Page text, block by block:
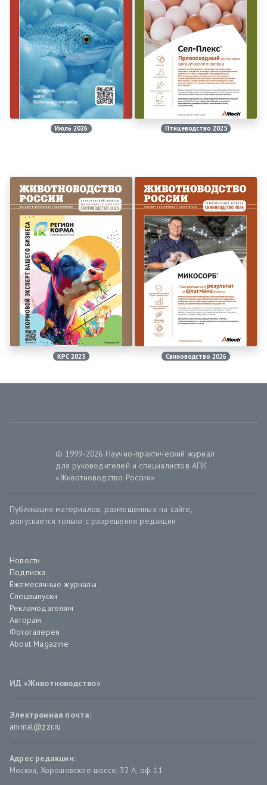
Июль 2026 Птицеводство 2025
КРС 2025 Свиноводство 2026
© 1999-2026 Научно-практический журнал
для руководителей и специалистов АПК
«Животноводство России»
Публикация материалов, размещенных на сайте,
допускается только с разрешения редакции
Новости
Подписка
Ежемесячные журналы
Спецвыпуски
Рекламодателям
Авторам
Фотогалерея
About Magazine
ИД «Животноводство»
Электронная почта:
animal@zzr.ru
Адрес редакции:
Москва, Хорошевское шоссе, 32 А, оф. 11